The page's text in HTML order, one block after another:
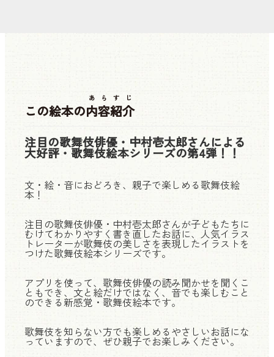
この絵本の内容紹介
あらすじ
注目の歌舞伎俳優・中村壱太郎さんによる
大好評・歌舞伎絵本シリーズの第4弾！！
文・絵・音におどろき、親子で楽しめる歌舞伎絵
本！
注目の歌舞伎俳優・中村壱太郎さんが子どもたちに
むけてわかりやすく書き直したお話に、人気イラス
トレーターが歌舞伎の美しさを表現したイラストを
つけた歌舞伎絵本シリーズです。
アプリを使って、歌舞伎俳優の読み聞かせを聞くこ
ともでき、文と絵だけではなく、音でも楽しむこと
のできる新感覚・歌舞伎絵本です。
歌舞伎を知らない方でも楽しめるやさしいお話にな
っていますので、ぜひ親子でお楽しみください。